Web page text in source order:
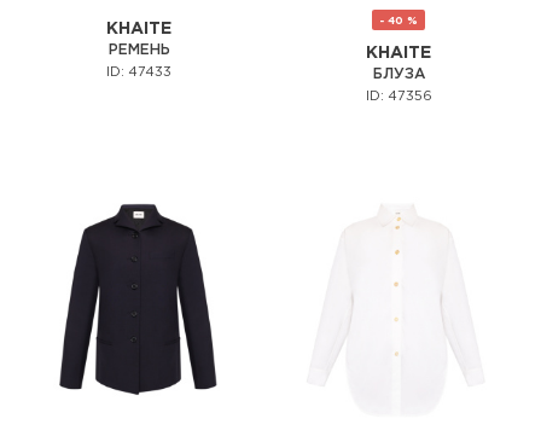
KHAITE
РЕМЕНЬ
ID: 47433
- 40 %
KHAITE
БЛУЗА
ID: 47356